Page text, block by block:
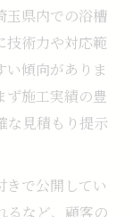
玉県内での浴槽
技術力や対応範
い傾向がありま
ず施工実績の豊
な見積もり提示
きで公開してい
るなど、顧客の